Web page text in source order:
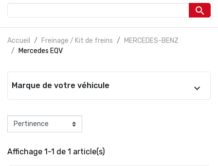

Accueil Freinage / Kit de freins
MERCEDES-BENZ
Mercedes EQV
Marque de votre véhicule
Affichage 1-1 de 1 article(s)